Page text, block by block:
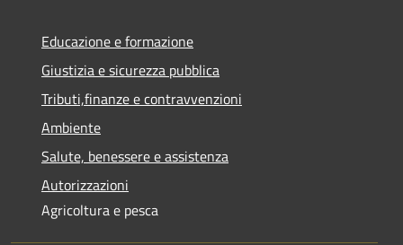
Educazione e formazione
Giustizia e sicurezza pubblica
Tributi,finanze e contravvenzioni
Ambiente
Salute, benessere e assistenza
Autorizzazioni
Agricoltura e pesca